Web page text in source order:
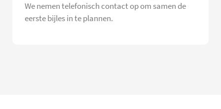
We nemen telefonisch contact op om samen de
eerste bijles in te plannen.